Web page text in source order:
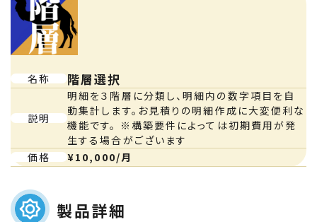
名称 階層選択
説明
明細を３階層に分類し、明細内の数字項目を自
動集計します。お見積りの明細作成に大変便利な
機能です。 ※構築要件によっては初期費用が発
生する場合がございます
価格
¥10,000/月
製品詳細